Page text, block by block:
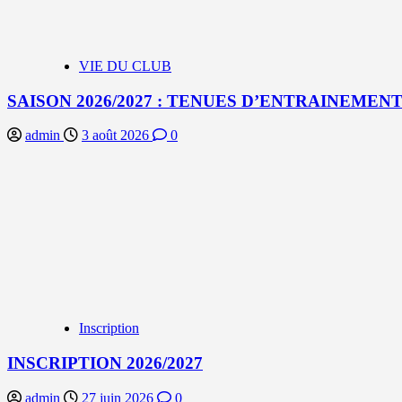
VIE DU CLUB
SAISON 2026/2027 : TENUES D’ENTRAINEMENT
admin 3 août 2026 0
Inscription
INSCRIPTION 2026/2027
admin 27 juin 2026 0